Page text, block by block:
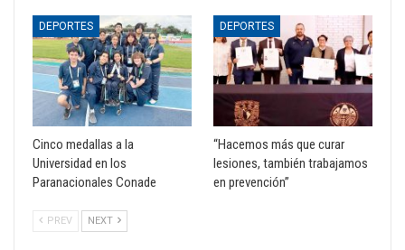
DEPORTES
Cinco medallas a la
Universidad en los
Paranacionales Conade
DEPORTES
“Hacemos más que curar
lesiones, también trabajamos
en prevención”
PREV NEXT